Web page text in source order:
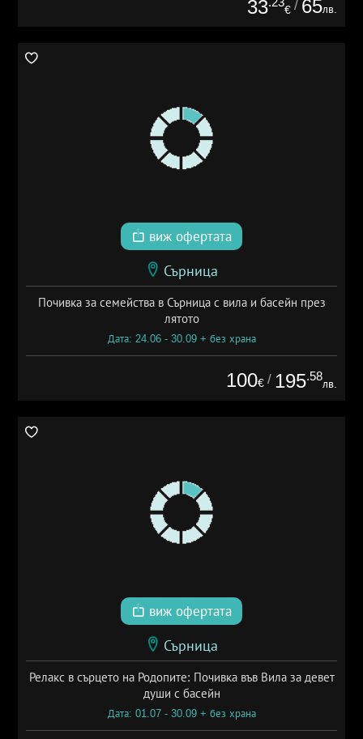
33 € / 65лв.
виж офертата
Сърница
Почивка за семейства в Сърница с вила и басейн през
лятото
Дата: 24.06 - 30.09 + без храна
100€ / 195.58
лв.
виж офертата
Сърница
Релакс в сърцето на Родопите: Почивка във Вила за девет
души с басейн
Дата: 01.07 - 30.09 + без храна